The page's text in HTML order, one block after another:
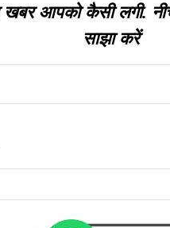
आपको कैसी लगी.
साझा करें